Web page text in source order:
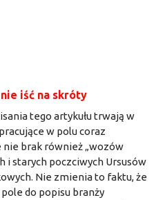
iść na skróty
tego artykułu trwają w
w polu coraz
nie brak również „wozów
i starych poczciwych Ursusów
Nie zmienia to faktu, że
do popisu branży